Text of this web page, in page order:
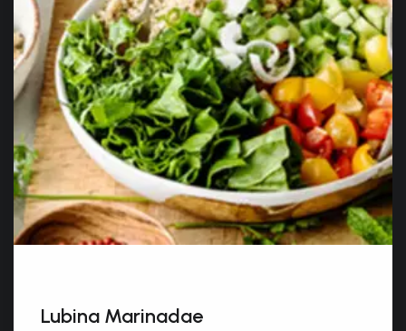
Lubina Marinadae